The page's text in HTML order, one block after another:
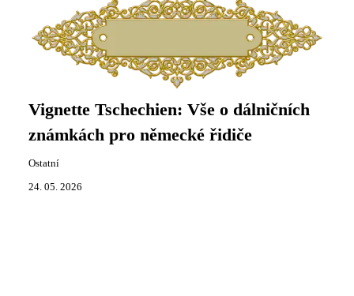
Vignette Tschechien: Vše o dálničních
známkách pro německé řidiče
Ostatní
24. 05. 2026